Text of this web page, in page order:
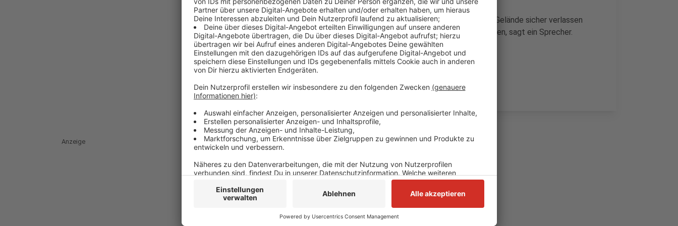
Verletzt wurde bei dem Feuer niemand. Alle Besucher haben das Gelände sicher verlassen
können. Heute wird das Heljensbad aber auf keinen Fall mehr öffnen, sagt ein Sprecher.
Einzelheiten zum Brand will die Feuerwehr später veröffentlichen.
Anzeige
Anzeige